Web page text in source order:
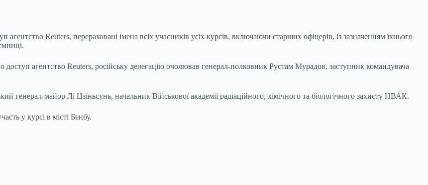
Reuters, перераховані імена всіх учасників усіх курсів, включаючи старших офіцерів, із зазначенням їхнього
агентство Reuters, російську делегацію очолював генерал-полковник Рустам Мурадов, заступник командувача
генерал-майор Лі Цзіньсунь, начальник Військової академії радіаційного, хімічного та біологічного захисту НВАК.
у курсі в місті Бенбу.